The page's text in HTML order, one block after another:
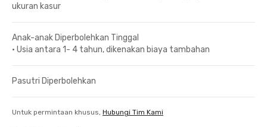
ukuran kasur
Anak-anak Diperbolehkan Tinggal
• Usia antara 1- 4 tahun, dikenakan biaya tambahan
Pasutri Diperbolehkan
Untuk permintaan khusus, Hubungi Tim Kami